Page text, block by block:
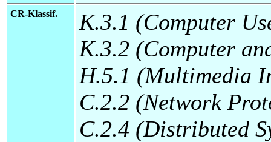
CR-Klassif.
K.3.1 (Computer
K.3.2 (Computer
H.5.1 (Multimedia
C.2.2 (Network
C.2.4 (Distributed